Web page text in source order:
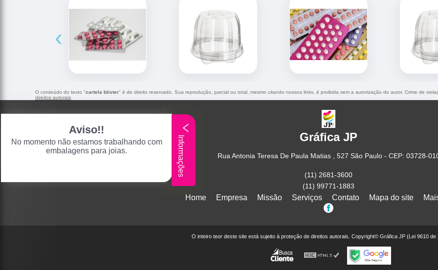
‹
O conteúdo do texto "cartela blister" é de direito reservado. Sua reprodução, parcial ou total, mesmo citando nossos links, é proibida sem a autorização do autor. Crime de
direitos autorais.
Gráfica JP
Rua Antonia Teresa De Paula Matias , 527 São Paulo - CEP: 03728-
(11) 2681-3600
(11) 99771-1883
Home Empresa Missão Serviços Contato Mapa do site
O inteiro teor deste site está sujeito à proteção de direitos autorais. Copyright© Gráfica JP (Lei 9610 de
Aviso!!
No momento não estamos trabalhando com
embalagens para joias.
Informações